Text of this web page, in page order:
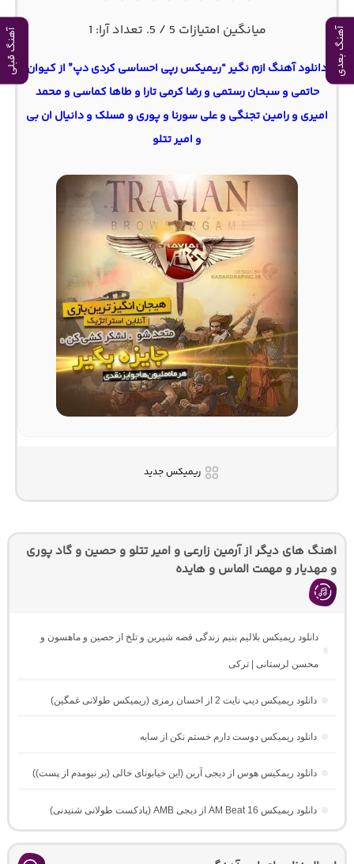
آهنگ بعدی آهنگ قبلی میانگین امتیازات 5 / 5. تعداد آرا: 1
دانلود آهنگ ازم نگیر “ریمیکس رپی احساسی کردی دپ” از کیوان
حاتمی و سبحان رستمی و رضا کرمی تارا و طاها کماسی و محمد
امیری و رامین تجنگی و علی سورنا و پوری و مسلک و دانیال ان بی
و امیر تتلو
ریمیکس جدید
اهنگ های دیگر از آرمین زارعی و امیر تتلو و حصین و گاد پوری
و مهدیار و مهمت الماس و هایده
دانلود ریمیکس بلالیم بنیم زندگی قصه شیرین و تلخ از حصین و ماهسون و
محسن لرستانی | ترکی
دانلود ریمیکس دیپ نایت 2 از احسان رمزی (ریمیکس طولانی غمگین)
دانلود ریمیکس دوست دارم خستم نکن از سایه
دانلود ریمکیس هوس از دیجی آرین (این خیابونای خالی (بر نیومدم از پست))
دانلود ریمیکس AM Beat 16 از دیجی AMB (پادکست طولانی شنیدنی)